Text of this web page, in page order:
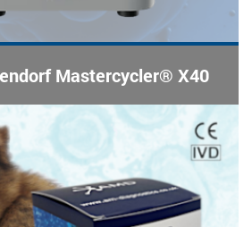
Mastercycler® X40